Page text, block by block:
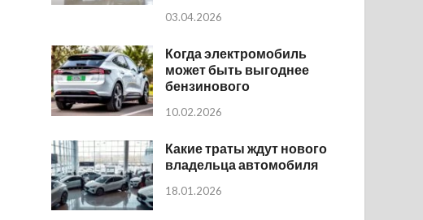
03.04.2026
Когда электромобиль
может быть выгоднее
бензинового
10.02.2026
Какие траты ждут нового
владельца автомобиля
18.01.2026